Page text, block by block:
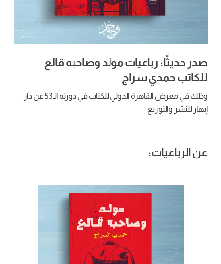
صدر حديثًا: رباعيات مولد وصاحبه قالع
للكاتب حمدي سراج
وذلك في معرض القاهرة الدولي للكتاب في دورته الـ53 عن دار
إبهار للنشر والتوزيع.
عن الرباعيات: